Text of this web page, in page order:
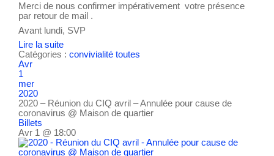
Merci de nous confirmer impérativement votre présence
par retour de mail .
Avant lundi, SVP
Lire la suite
Catégories : convivialité toutes
Avr
1
mer
2020
2020 – Réunion du CIQ avril – Annulée pour cause de
coronavirus @ Maison de quartier
Billets
Avr 1 @ 18:00